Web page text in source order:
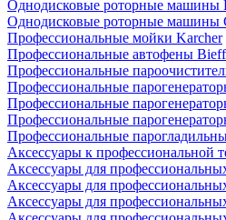
Однодисковые роторные машины
Однодисковые роторные машины
Профессиональные мойки Karcher
Профессиональные автофены
Профессиональные
Профессиональные
Профессиональные
Профессиональные
Профессиональные
Аксессуары к профессиональной
Аксессуары для
Аксессуары для
Аксессуары для